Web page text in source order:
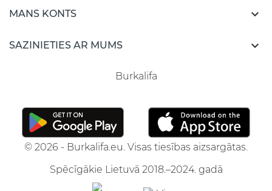
MANS KONTS 
SAZINIETIES AR MUMS 
Burkalifa
© 2026 - Burkalifa.eu. Visas tiesības aizsargātas.
Spēcīgākie Lietuvā 2018.–2024. gadā